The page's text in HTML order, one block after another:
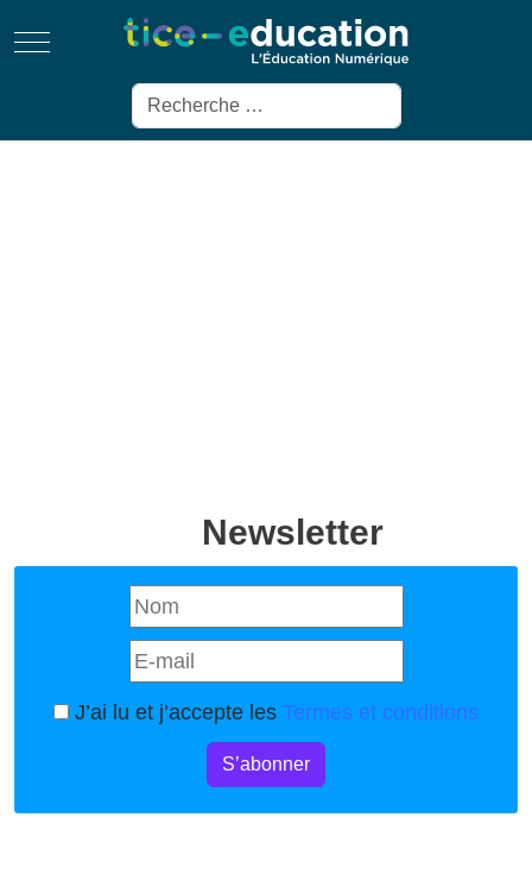
Mobile Menu Toggle
Rechercher
Newsletter
J’ai lu et j’accepte les Termes et conditions
S’abonner